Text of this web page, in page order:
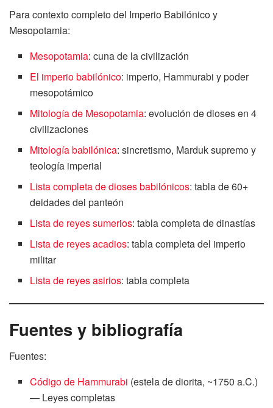
Para contexto completo del Imperio Babilónico y
Mesopotamia:
Mesopotamia: cuna de la civilización
El imperio babilónico: imperio, Hammurabi y poder
mesopotámico
Mitología de Mesopotamia: evolución de dioses en 4
civilizaciones
Mitología babilónica: sincretismo, Marduk supremo y
teología imperial
Lista completa de dioses babilónicos: tabla de 60+
deidades del panteón
Lista de reyes sumerios: tabla completa de dinastías
Lista de reyes acadios: tabla completa del imperio
militar
Lista de reyes asirios: tabla completa
Fuentes y bibliografía
Fuentes:
Código de Hammurabi (estela de diorita, ~1750 a.C.)
— Leyes completas